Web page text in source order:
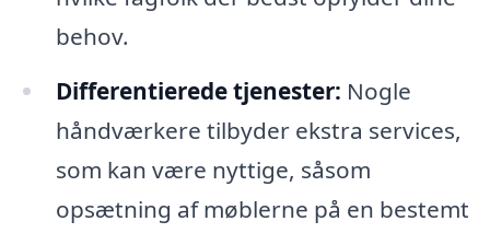
behov.
Differentierede tjenester: Nogle
håndværkere tilbyder ekstra services,
som kan være nyttige, såsom
opsætning af møblerne på en bestemt